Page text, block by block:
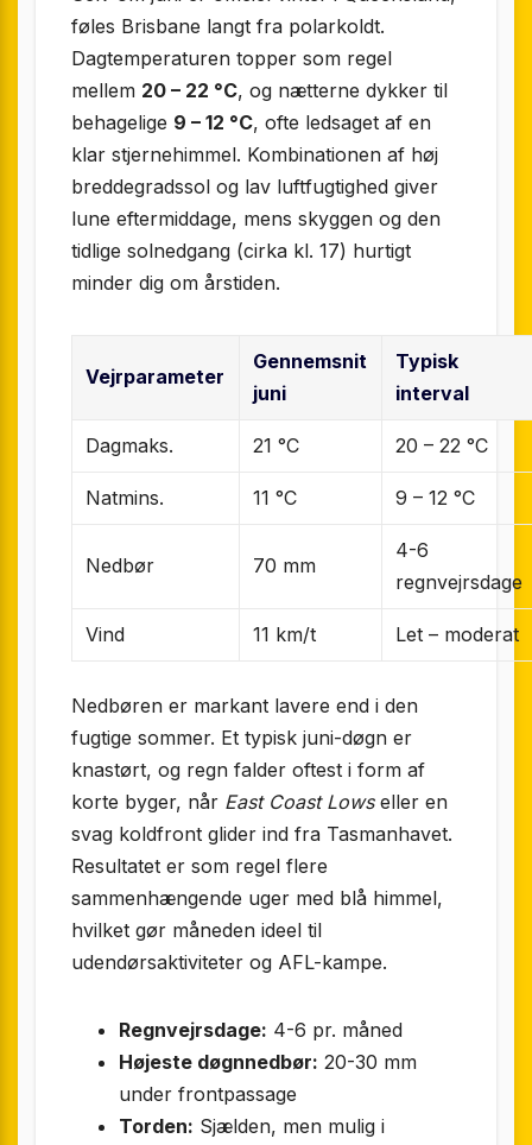
føles Brisbane langt fra polarkoldt.
Dagtemperaturen topper som regel
mellem 20 – 22 °C, og nætterne dykker til
behagelige 9 – 12 °C, ofte ledsaget af en
klar stjernehimmel. Kombinationen af høj
breddegradssol og lav luftfugtighed giver
lune eftermiddage, mens skyggen og den
tidlige solnedgang (cirka kl. 17) hurtigt
minder dig om årstiden.
Vejrparameter
Gennemsnit
juni
Typisk
interval
Dagmaks. 21 °C 20 – 22 °C
Natmins. 11 °C 9 – 12 °C
Nedbør 70 mm
4-6
regnvejrsdage
Vind 11 km/t Let – moderat
Nedbøren er markant lavere end i den
fugtige sommer. Et typisk juni-døgn er
knastørt, og regn falder oftest i form af
korte byger, når East Coast Lowseller en
svag koldfront glider ind fra Tasmanhavet.
Resultatet er som regel flere
sammenhængende uger med blå himmel,
hvilket gør måneden ideel til
udendørsaktiviteter og AFL-kampe.
Regnvejrsdage: 4-6 pr. måned
Højeste døgnnedbør: 20-30 mm
under frontpassage
Torden: Sjælden, men mulig i